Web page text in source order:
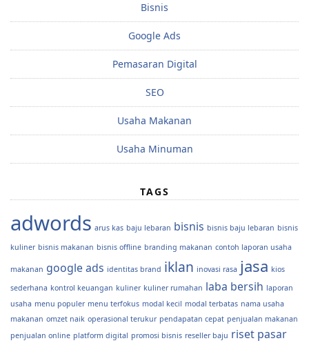
Bisnis
Google Ads
Pemasaran Digital
SEO
Usaha Makanan
Usaha Minuman
TAGS
adwords arus kas baju lebaran bisnis bisnis baju lebaran bisnis
kuliner bisnis makanan bisnis offline branding makanan contoh laporan usaha
makanan google ads identitas brand iklan inovasi rasa jasa kios
sederhana kontrol keuangan kuliner kuliner rumahan laba bersih laporan
usaha menu populer menu terfokus modal kecil modal terbatas nama usaha
makanan omzet naik operasional terukur pendapatan cepat penjualan makanan
penjualan online platform digital promosi bisnis reseller baju riset pasar